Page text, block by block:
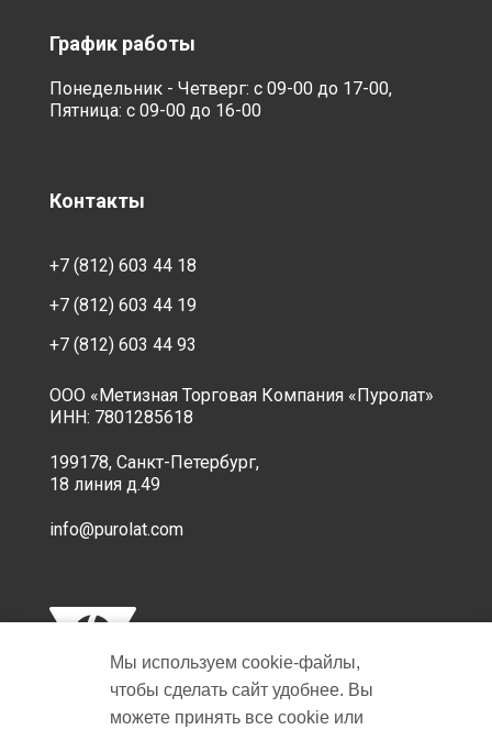
График работы
Понедельник - Четверг: с 09-00 до 17-00,
Пятница: с 09-00 до 16-00
Контакты
+7 (812) 603 44 18
+7 (812) 603 44 19
+7 (812) 603 44 93
ООО «Метизная Торговая Компания «Пуролат»
ИНН: 7801285618
199178, Санкт-Петербург,
18 линия д.49
info@purolat.com
Мы используем cookie‑файлы,
чтобы сделать сайт удобнее. Вы
можете принять все cookie или